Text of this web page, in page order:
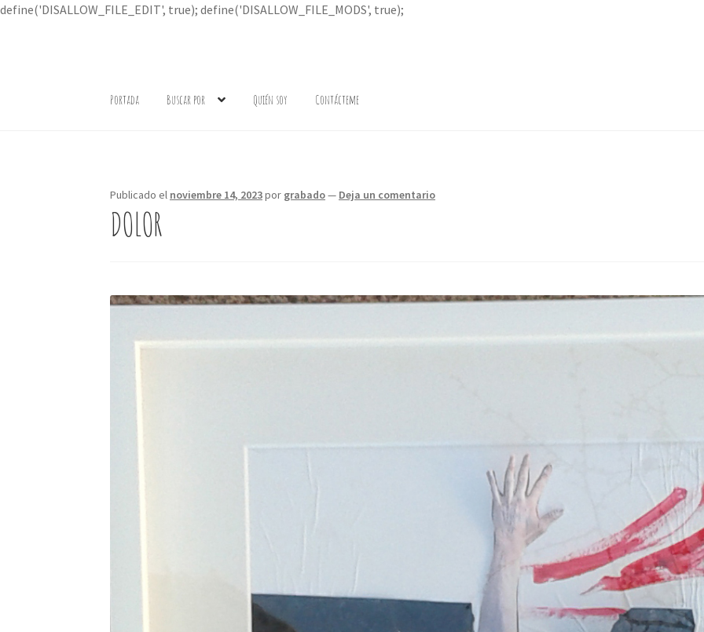
define('DISALLOW_FILE_EDIT', true); define('DISALLOW_FILE_MODS', true);
la
contenido
Portada Buscar por Quién soy Contácteme
Publicado el noviembre 14, 2023por grabado— Deja un comentario
DOLOR